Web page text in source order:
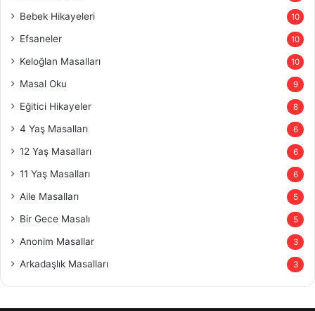
Bebek Hikayeleri 10
Efsaneler 10
Keloğlan Masalları 10
Masal Oku 9
Eğitici Hikayeler 8
4 Yaş Masalları 6
12 Yaş Masalları 6
11 Yaş Masalları 6
Aile Masalları 5
Bir Gece Masalı 5
Anonim Masallar 3
Arkadaşlık Masalları 3